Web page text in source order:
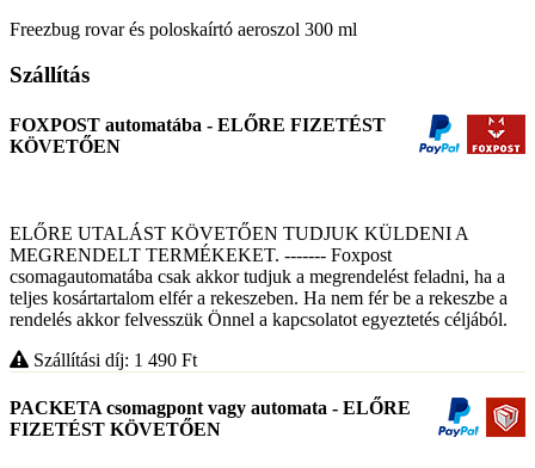
Freezbug rovar és poloskaírtó aeroszol 300 ml
Szállítás
FOXPOST automatába - ELŐRE FIZETÉST
KÖVETŐEN
ELŐRE UTALÁST KÖVETŐEN TUDJUK KÜLDENI A
MEGRENDELT TERMÉKEKET. ------- Foxpost
csomagautomatába csak akkor tudjuk a megrendelést feladni, ha a
teljes kosártartalom elfér a rekeszeben. Ha nem fér be a rekeszbe a
rendelés akkor felvesszük Önnel a kapcsolatot egyeztetés céljából.
Szállítási díj: 1 490 Ft
PACKETA csomagpont vagy automata - ELŐRE
FIZETÉST KÖVETŐEN